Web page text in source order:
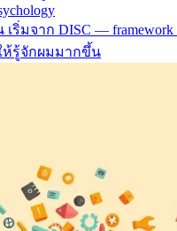
เริ่มจาก DISC —
ให้รู้จักผมมากขึ้น